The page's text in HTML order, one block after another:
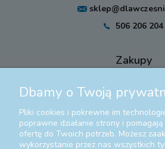
506 206 204
Zakupy
Pomoc
Moje konto
Dbamy o Twoją
Pliki cookies i pokrewne im
poprawne działanie strony i
ofertę do Twoich potrzeb. Możesz
wykorzystanie przez nas wszystkich